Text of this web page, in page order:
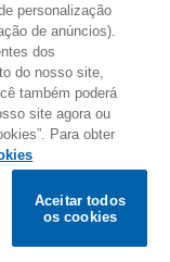
de Uso
do Site
de Cookies
rights reserved.
in English?
personalização
de anúncios).
dos
do nosso site,
também poderá
site agora ou
Para obter
Aceitar todos
os cookies